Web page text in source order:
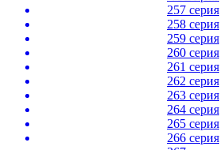
257 серия
258 серия
259 серия
260 серия
261 серия
262 серия
263 серия
264 серия
265 серия
266 серия